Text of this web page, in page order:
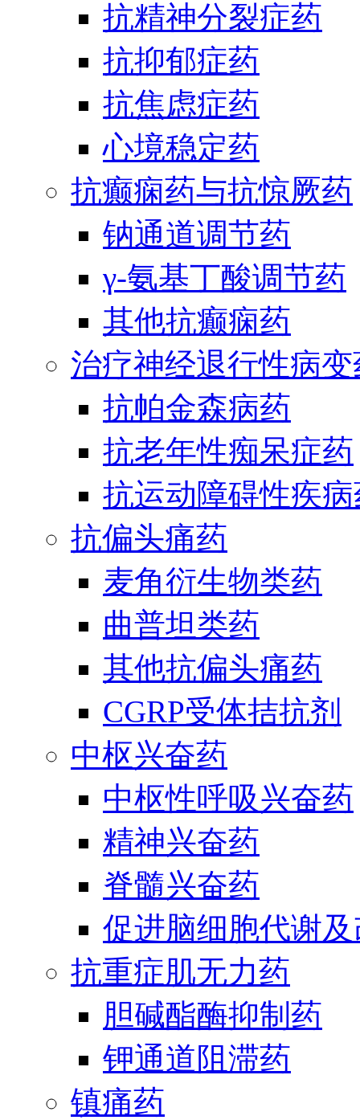
抗精神分裂症药
抗抑郁症药
抗焦虑症药
心境稳定药
抗癫痫药与抗惊厥药
钠通道调节药
γ-氨基丁酸调节药
其他抗癫痫药
治疗神经退行性病
抗帕金森病药
抗老年性痴呆症药
抗运动障碍性疾
抗偏头痛药
麦角衍生物类药
曲普坦类药
其他抗偏头痛药
CGRP受体拮抗剂
中枢兴奋药
中枢性呼吸兴奋药
精神兴奋药
脊髓兴奋药
促进脑细胞代谢
抗重症肌无力药
胆碱酯酶抑制药
钾通道阻滞药
镇痛药